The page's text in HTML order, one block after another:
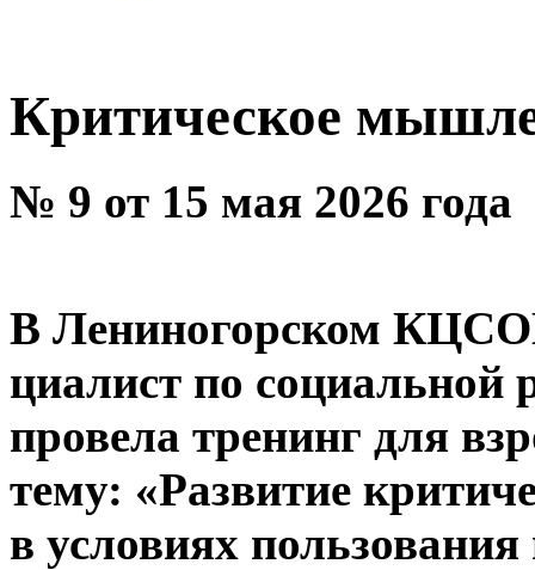
Критическое
№ 9 от 15 мая 2026 года
В Лениногорском
циалист по
провела тренинг для
тему: «Развитие
в условиях